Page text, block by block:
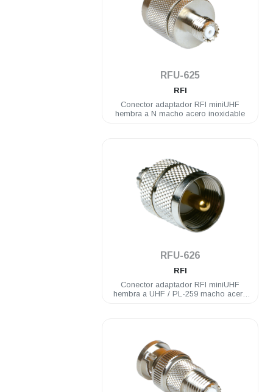
RFU-625
RFI
Conector adaptador RFI miniUHF
hembra a N macho acero inoxidable
RFU-626
RFI
Conector adaptador RFI miniUHF
hembra a UHF / PL-259 macho acero